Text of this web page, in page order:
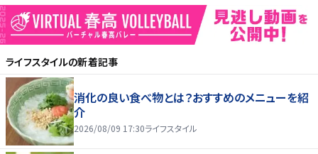
ライフスタイルの新着記事
消化の良い食べ物とは？おすすめのメニューを紹
介
2026/08/09 17:30ライフスタイル